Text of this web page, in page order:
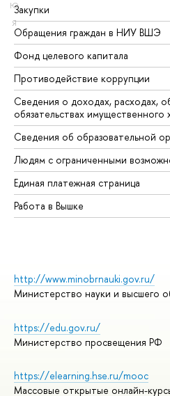
Ю
Я
Закупки
Обращения граждан в НИУ ВШЭ
Фонд целевого капитала
Противодействие коррупции
Сведения о доходах, расходах,
обязательствах имущественного
Сведения об образовательной
Людям с ограниченными
Единая платежная страница
Работа в Вышке
http://www.minobrnauki.gov.ru/
Министерство науки и высшего
https://edu.gov.ru/
Министерство просвещения РФ
https://elearning.hse.ru/mooc
Массовые открытые онлайн-